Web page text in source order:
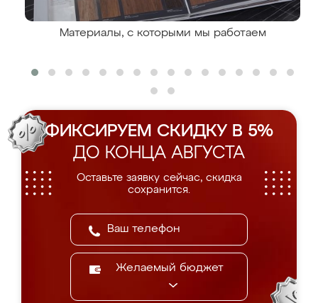
Материалы, с которыми мы работаем
ФИКСИРУЕМ СКИДКУ В 5%
ДО КОНЦА АВГУСТА
Оставьте заявку сейчас, скидка
сохранится.
Желаемый бюджет